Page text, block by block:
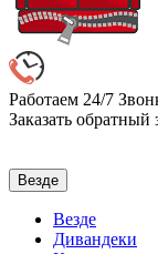
Работаем 24/7
Заказать обратный
Везде
Везде
Дивандеки